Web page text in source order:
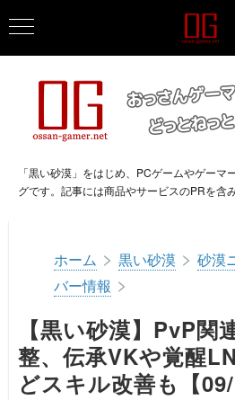
「黒い砂漠」をはじめ、PCゲームやゲーマ
グです。記事には商品やサービスのPRを含み
ホーム > 黒い砂漠 > 砂漠
バー情報 >
【黒い砂漠】PvP関
整、伝承VKや覚醒
どスキル改善も【09/